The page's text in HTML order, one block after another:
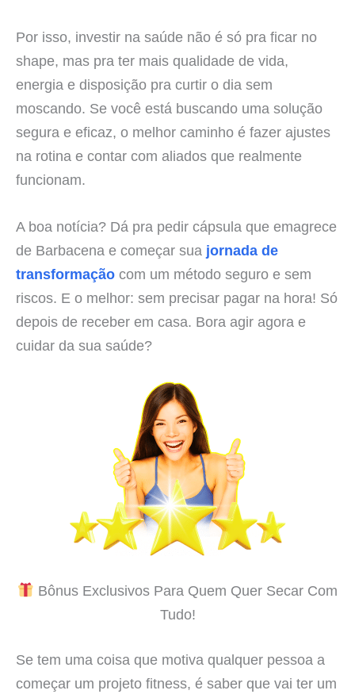
Por isso, investir na saúde não é só pra ficar no
shape, mas pra ter mais qualidade de vida,
energia e disposição pra curtir o dia sem
moscando. Se você está buscando uma solução
segura e eficaz, o melhor caminho é fazer ajustes
na rotina e contar com aliados que realmente
funcionam.
A boa notícia? Dá pra pedir cápsula que emagrece
de Barbacena e começar sua jornada de
transformação com um método seguro e sem
riscos. E o melhor: sem precisar pagar na hora! Só
depois de receber em casa. Bora agir agora e
cuidar da sua saúde?
Bônus Exclusivos Para Quem Quer Secar Com
Tudo!
Se tem uma coisa que motiva qualquer pessoa a
começar um projeto fitness, é saber que vai ter um